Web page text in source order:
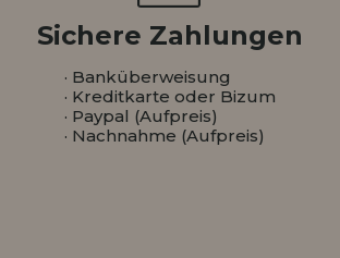
Sichere Zahlungen
· Banküberweisung
· Kreditkarte oder Bizum
· Paypal (Aufpreis)
· Nachnahme (Aufpreis)